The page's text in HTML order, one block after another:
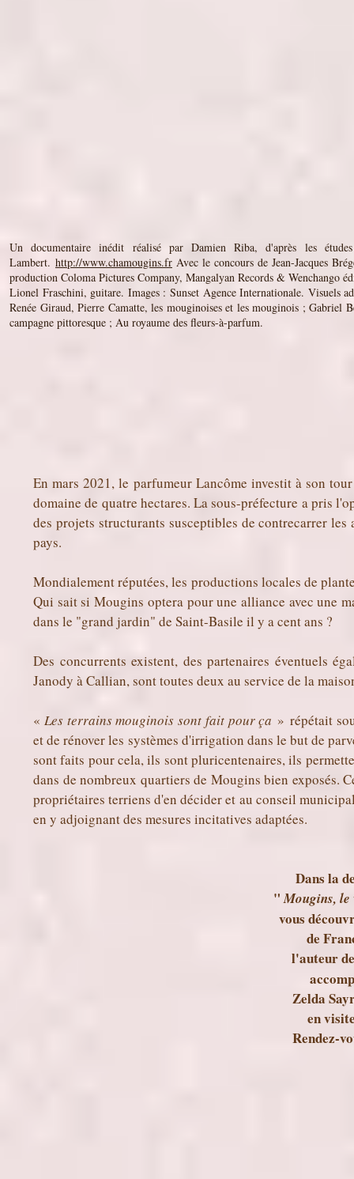
Un documentaire inédit réalisé par Damien Riba, d'après les
Lambert. http://www.chamougins.frAvec le concours de Jean-Jacques
production Coloma Pictures Company, Mangalyan Records & Wenchango
Lionel Fraschini, guitare. Images : Sunset Agence Internationale. Visuels
Renée Giraud, Pierre Camatte, les mouginoises et les mouginois ;
campagne pittoresque ; Au royaume des fleurs-à-parfum.
En mars 2021, le parfumeur Lancôme investit à son
domaine de quatre hectares. La sous-préfecture a pris
des projets structurants susceptibles de contrecarrer
pays.
Mondialement réputées, les productions locales de
Qui sait si Mougins optera pour une alliance avec une
dans le "grand jardin" de Saint-Basile il y a cent ans ?
Des concurrents existent, des partenaires éventuels
Janody à Callian, sont toutes deux au service de la
« Les terrains mouginois sont fait pour ça » répétait
et de rénover les systèmes d'irrigation dans le but de
sont faits pour cela, ils sont pluricentenaires, ils
dans de nombreux quartiers de Mougins bien exposés.
propriétaires terriens d'en décider et au conseil
en y adjoignant des mesures incitatives adaptées.
Dans la
"Mougins, le
vous
de
l'auteur
Zelda
en
Rendez-